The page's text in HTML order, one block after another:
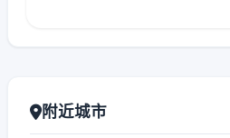
附近城市